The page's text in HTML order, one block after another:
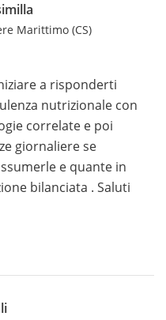
Marittimo (CS)
a risponderti
nutrizionale con
correlate e poi
giornaliere se
e quante in
bilanciata . Saluti